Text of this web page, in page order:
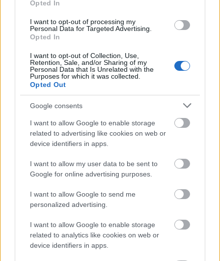
Opted In
I want to opt-out of processing my
Personal Data for Targeted Advertising.
Opted In
I want to opt-out of Collection, Use,
Retention, Sale, and/or Sharing of my
Personal Data that Is Unrelated with the
Purposes for which it was collected.
Opted Out
Google consents
I want to allow Google to enable storage
related to advertising like cookies on web or
device identifiers in apps.
I want to allow my user data to be sent to
Google for online advertising purposes.
I want to allow Google to send me
personalized advertising.
I want to allow Google to enable storage
related to analytics like cookies on web or
device identifiers in apps.
valamiért nem tetszettem a zsűrinek. Mivel úgy
a barátom befizetett egy botox-kezelésre. Mivel
nem voltam teljesen elégedett az eredménnyel
rajtam. Ezzel együtt már úgy éreztem alkalmas
lehetek a Miss Plastic versenyre, de teljesen
elkeseredtem, amikor megláttam, hogy a botox
nem elég! Pedig ezek az arckezelések is ugyanúgy
fájnak ám, mint egy plasztikai műtét. Ezt egy
barátnőmtől tudom. Kérem engedjék, hogy
jelentkezhessek a versenyre, mert ez nekem és a
barátomnak is nagyon fontos lenne.
Kedves Mia!
A szabályzatot sajnos nem áll módunkban
megváltoztatni. Tanácsoljuk, hogy keress fel egy
plasztikai sebészetet. Októberig még a hegek is
begyógyulnak. Siess, nehogy lemaradj!